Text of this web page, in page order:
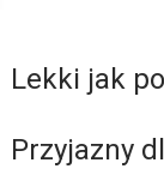
Lekki jak
Przyjazny